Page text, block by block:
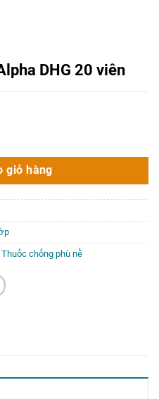
DHG 20 viên
viên số lượng
giỏ hàng
Thuốc chống phù nề